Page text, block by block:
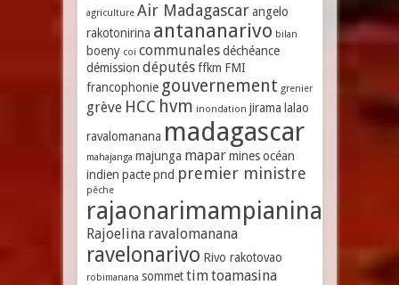
agriculture Air Madagascar angelo
rakotonirina antananarivo bilan
boeny coi communales déchéance
démission députés ffkm FMI
francophonie gouvernement grenier
grève HCC hvm inondation jirama lalao
ravalomanana madagascar
mahajanga majunga mapar mines océan
indien pacte pnd premier ministre
pêche
rajaonarimampianina
Rajoelina ravalomanana
ravelonarivo Rivo rakotovao
robimanana sommet timtoamasina